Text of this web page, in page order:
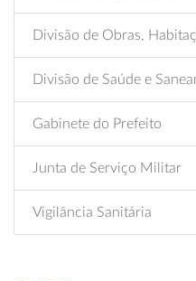
Divisão de Obras,
Divisão de Saúde e
Gabinete do Prefeito
Junta de Serviço Militar
Vigilância Sanitária